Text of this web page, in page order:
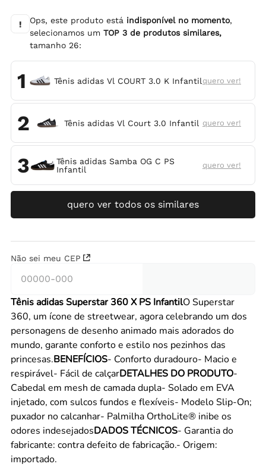
! Ops, este produto está indisponível no momento,
selecionamos umTOP3 de produtos similares,
tamanho 26:
1 Tênis adidas Vl COURT 3.0 K Infantil quero ver!
2 Tênis adidas Vl Court 3.0 Infantil quero ver!
3
Tênis adidas Samba OG C PS
Infantil
quero ver!
quero ver todos os similares
Não sei meu CEP
Tênis adidas Superstar 360 X PS InfantilO Superstar
360, um ícone de streetwear, agora celebrando um dos
personagens de desenho animado mais adorados do
mundo, garante conforto e estilo nos pezinhos das
princesas.BENEFÍCIOS- Conforto duradouro- Macio e
respirável- Fácil de calçarDETALHES DO PRODUTO-
Cabedal em mesh de camada dupla- Solado em EVA
injetado, com sulcos fundos e flexíveis- Modelo Slip-On;
puxador no calcanhar- Palmilha OrthoLite® inibe os
odores indesejadosDADOS TÉCNICOS- Garantia do
fabricante: contra defeito de fabricação.- Origem:
importado.